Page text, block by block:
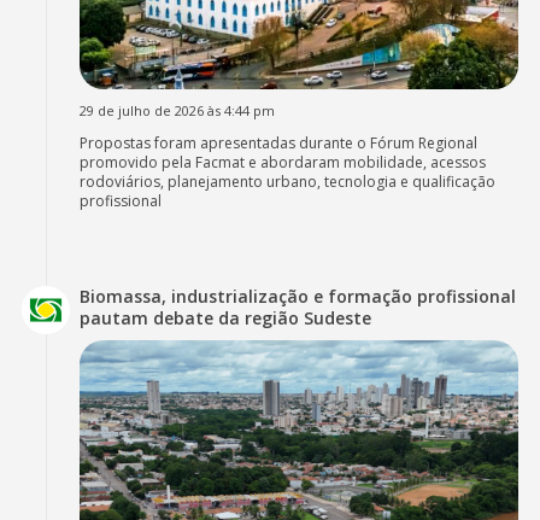
29 de julho de 2026 às 4:44 pm
Propostas foram apresentadas durante o Fórum Regional
promovido pela Facmat e abordaram mobilidade, acessos
rodoviários, planejamento urbano, tecnologia e qualificação
profissional
Biomassa, industrialização e formação profissional
pautam debate da região Sudeste